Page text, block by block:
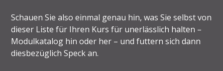
Schauen Sie also einmal genau hin, was Sie selbst von
dieser Liste für Ihren Kurs für unerlässlich halten –
Modulkatalog hin oder her – und futtern sich dann
diesbezüglich Speck an.